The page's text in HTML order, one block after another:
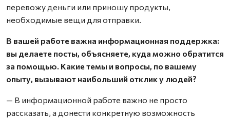
перевожу деньги или приношу продукты,
необходимые вещи для отправки.
В вашей работе важна информационная поддержка:
вы делаете посты, объясняете, куда можно обратится
за помощью. Какие темы и вопросы, по вашему
опыту, вызывают наибольший отклик у людей?
— В информационной работе важно не просто
рассказать, а донести конкретную возможность